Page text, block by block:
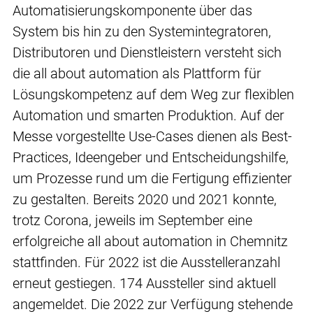
Automatisierungskomponente über das
System bis hin zu den Systemintegratoren,
Distributoren und Dienstleistern versteht sich
die all about automation als Plattform für
Lösungskompetenz auf dem Weg zur flexiblen
Automation und smarten Produktion. Auf der
Messe vorgestellte Use-Cases dienen als Best-
Practices, Ideengeber und Entscheidungshilfe,
um Prozesse rund um die Fertigung effizienter
zu gestalten. Bereits 2020 und 2021 konnte,
trotz Corona, jeweils im September eine
erfolgreiche all about automation in Chemnitz
stattfinden. Für 2022 ist die Ausstelleranzahl
erneut gestiegen. 174 Aussteller sind aktuell
angemeldet. Die 2022 zur Verfügung stehende